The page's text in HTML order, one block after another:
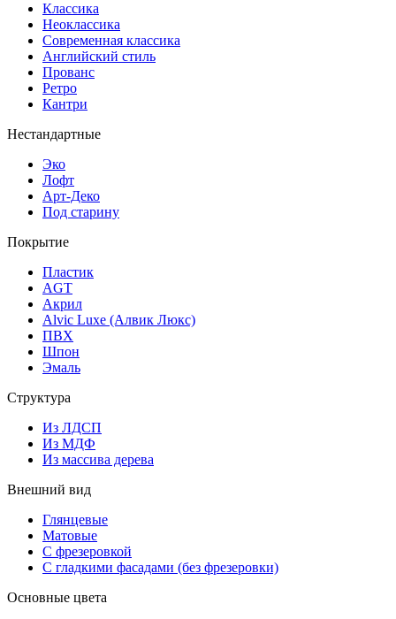
Классика
Неоклассика
Современная классика
Английский стиль
Прованс
Ретро
Кантри
Нестандартные
Эко
Лофт
Арт-Деко
Под старину
Покрытие
Пластик
AGT
Акрил
Alvic Luxe (Алвик Люкс)
ПВХ
Шпон
Эмаль
Структура
Из ЛДСП
Из МДФ
Из массива дерева
Внешний вид
Глянцевые
Матовые
С фрезеровкой
С гладкими фасадами (без фрезеровки)
Основные цвета